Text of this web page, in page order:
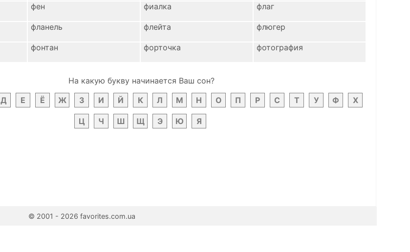
фен фиалка флаг
фланель флейта флюгер
фонтан форточка фотография
На какую букву начинается Ваш сон?
Д Е Ё Ж З И Й К Л М Н О П Р С Т У Ф Х
Ц Ч Ш Щ Э Ю Я
© 2001 - 2026 favorites.com.ua